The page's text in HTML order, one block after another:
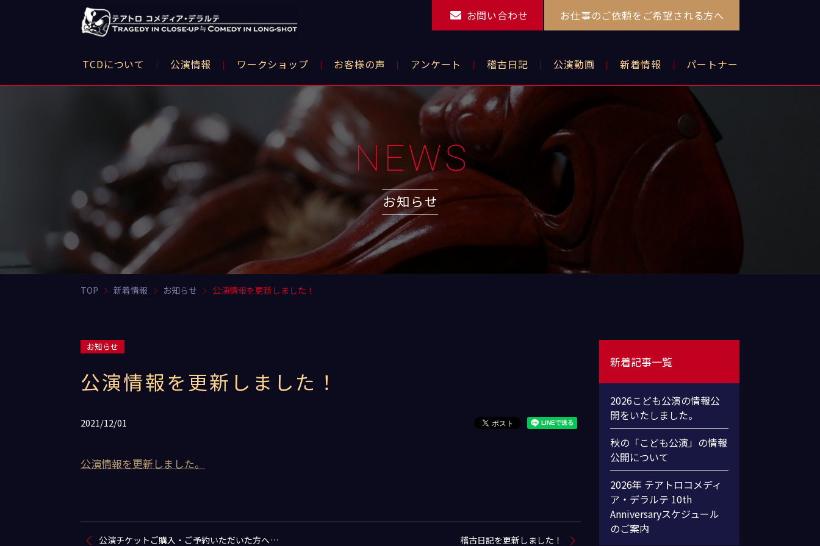
TCDについて 公演情報 ワークショップ お客様の声 アンケート 稽古日記 公演動画 新着情報 パートナー
お問い合わせ お仕事のご依頼をご希望される方へ
NEWS
お知らせ
TOP 新着情報 お知らせ 公演情報を更新しました！
お知らせ
公演情報を更新しました！
2021/12/01
公演情報を更新しました。
公演チケットご購入・ご予約いただいた方へ… 稽古日記を更新しました！
新着記事一覧
2026こども公演の情報公
開をいたしました。
秋の「こども公演」の情報
公開について
2026年 テアトロコメディ
ア・デラルテ 10th
Anniversaryスケジュール
のご案内